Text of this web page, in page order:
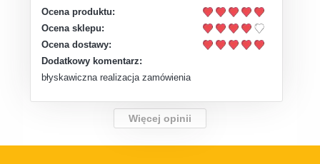
Ocena produktu:
Ocena sklepu:
Ocena dostawy:
Dodatkowy komentarz:
błyskawiczna realizacja zamówienia
Więcej opinii